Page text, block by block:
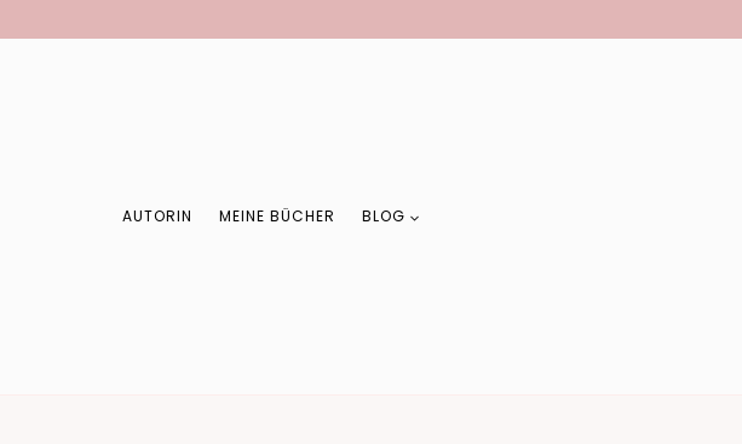
AUTORIN MEINE BÜCHER BLOG